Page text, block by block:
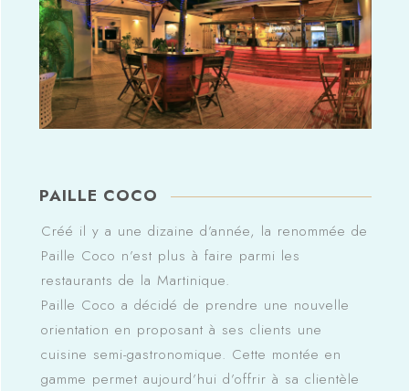
PAILLE COCO
Créé il y a une dizaine d’année, la renommée de
Paille Coco n’est plus à faire parmi les
restaurants de la Martinique.
Paille Coco a décidé de prendre une nouvelle
orientation en proposant à ses clients une
cuisine semi-gastronomique. Cette montée en
gamme permet aujourd’hui d’offrir à sa clientèle